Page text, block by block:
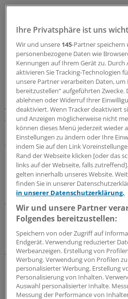
"Personenjahre unter Risiko" bei
Insgesamt 2095
mittleren Studienzeitraum von
einem Primärtumor der
Metastasen und Lymphome
Von Beginn an wurden
Teilnehmer, die vor Aufnahme in
Krebs (außer an Nicht-Melanom-
waren, wurden in der Analyse
Die Quelle für Feinstaub waren
Flugverkehr, Industrieanlagen
Heizanlagen. Insgesamt drei
vorgenommen, in denen die 15
unterschiedlich berücksichtigt
Beim Modell 3, auf das sich die
Analyse fokussierten, waren es
Rauchen, berufliche Exposition,
sozioökonomischer Status.
Ihre Privatsphäre ist uns
Wir und unsere 145-Partner speichern
personenbezogene Daten wie
Kennungen auf Ihrem Gerät zu.
aktivieren Sie Tracking-Technologien
unsere Partner verarbeiten Daten, um
bereitzustellen“ aufgeführten Zwecke.
ablehnen oder Widerruf Ihrer
deaktiviert. Wenn Tracker deaktiviert
und Anzeigen möglicherweise nicht
können dieses Menü jederzeit wieder
Einstellungen zu ändern oder Ihre
indem Sie auf den Link
Rand der Webseite klicken [oder das
links auf der Webseite, falls
gelten innerhalb unseres Website.
finden Sie in unserer
in unserer Datenschutzerklärung.
Wir und unsere Partner
Folgendes bereitzustellen:
Speichern von oder Zugriff auf
Endgerät. Verwendung reduzierter
Werbeanzeigen. Erstellung von
Werbung. Verwendung von Profilen
personalisierter Werbung. Erstellung
Personalisierung von Inhalten.
Auswahl personalisierter Inhalte.
Messung der Performance von